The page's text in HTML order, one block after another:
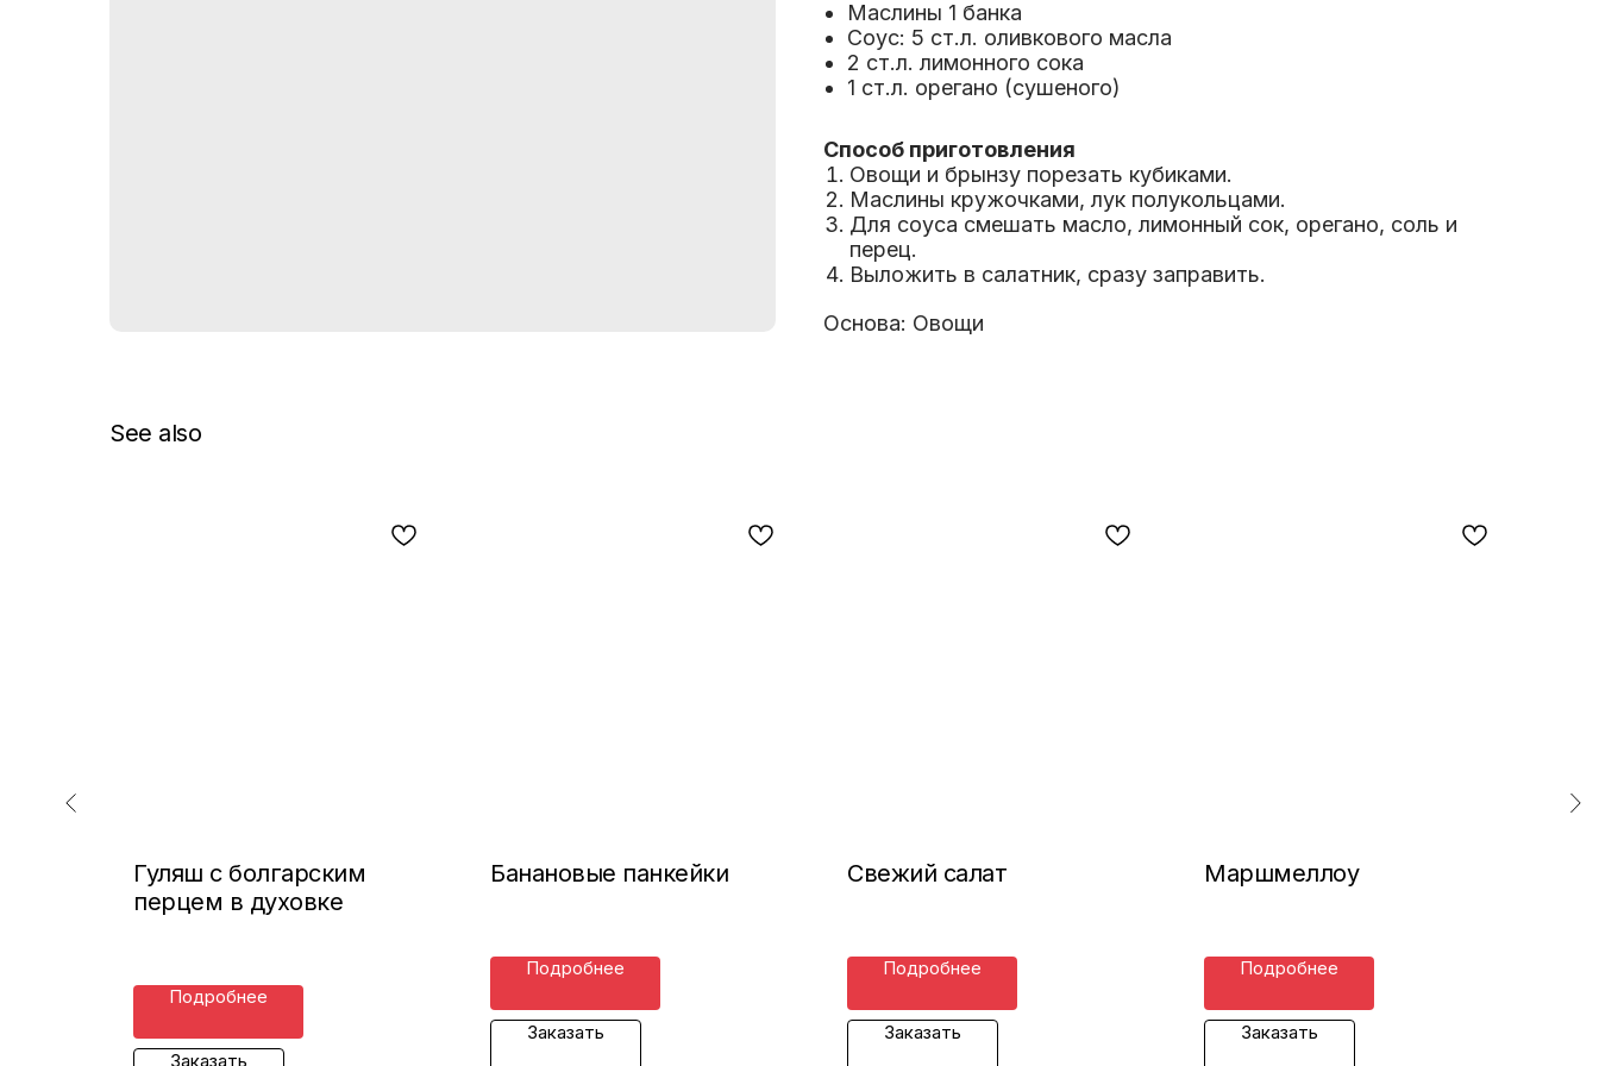
Маслины 1 банка
Соус: 5 ст.л. оливкового масла
2 ст.л. лимонного сока
1 ст.л. орегано (сушеного)
Способ приготовления
Овощи и брынзу порезать кубиками.
Маслины кружочками, лук полукольцами.
Для соуса смешать масло, лимонный сок, орегано, соль и
перец.
Выложить в салатник, сразу заправить.
Основа: Овощи
See also
Гуляш с болгарским
перцем в духовке
Подробнее
Заказать
Банановые панкейки
Подробнее
Заказать
Свежий салат
Подробнее
Заказать
Маршмеллоу
Подробнее
Заказать